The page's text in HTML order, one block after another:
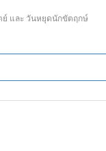
ย์ และ วันหยุดนักขัตฤกษ์